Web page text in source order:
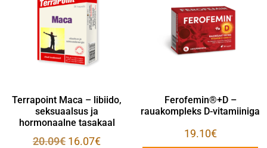
Terrapoint Maca – libiido,
seksuaalsus ja
hormonaalne tasakaal
20.09€ 16.07€
Ferofemin®+D –
rauakompleks D-vitamiiniga
19.10€